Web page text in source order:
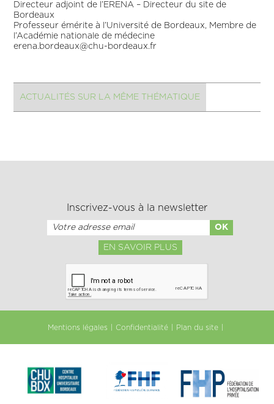
Directeur adjoint de l’ERENA – Directeur du site de
Bordeaux
Professeur émérite à l’Université de Bordeaux, Membre de
l’Académie nationale de médecine
erena.bordeaux@chu-bordeaux.fr
ACTUALITÉS SUR LA MÊME THÉMATIQUE
Inscrivez-vous à la newsletter
EN SAVOIR PLUS
Mentions légales Confidentialité Plan du site